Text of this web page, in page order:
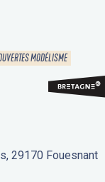
MODÉLISME
29170 Fouesnant